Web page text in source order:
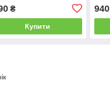
₴
Купити
940